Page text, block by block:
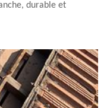
durable et